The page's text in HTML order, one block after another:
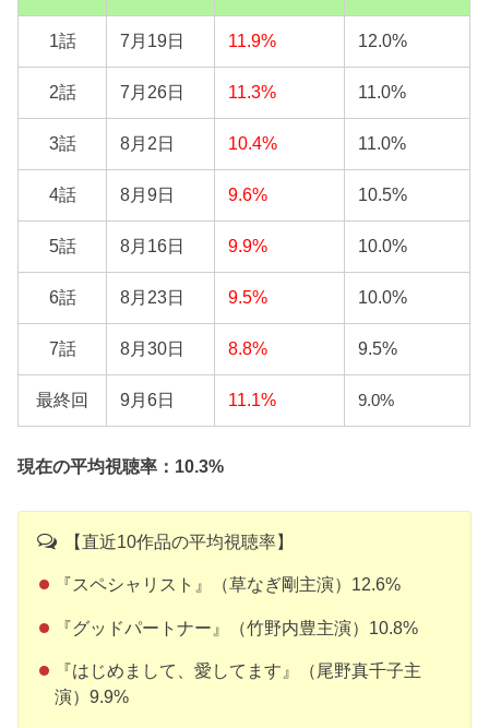
1話 7月19日 11.9% 12.0%
2話 7月26日 11.3% 11.0%
3話 8月2日 10.4% 11.0%
4話 8月9日 9.6% 10.5%
5話 8月16日 9.9% 10.0%
6話 8月23日 9.5% 10.0%
7話 8月30日 8.8% 9.5%
最終回 9月6日 11.1% 9.0%
現在の平均視聴率：10.3%
【直近10作品の平均視聴率】
『スペシャリスト』（草なぎ剛主演）12.6%
『グッドパートナー』（竹野内豊主演）10.8%
『はじめまして、愛してます』（尾野真千子主
演）9.9%